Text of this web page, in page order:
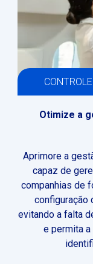
Otimize a
Aprimore a
capaz de
companhias de
configuração
evitando a falta
e permita